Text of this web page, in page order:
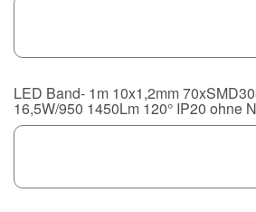
LED Band- 1m 10x1,2mm
16,5W/950 1450Lm 120° IP20 ohne